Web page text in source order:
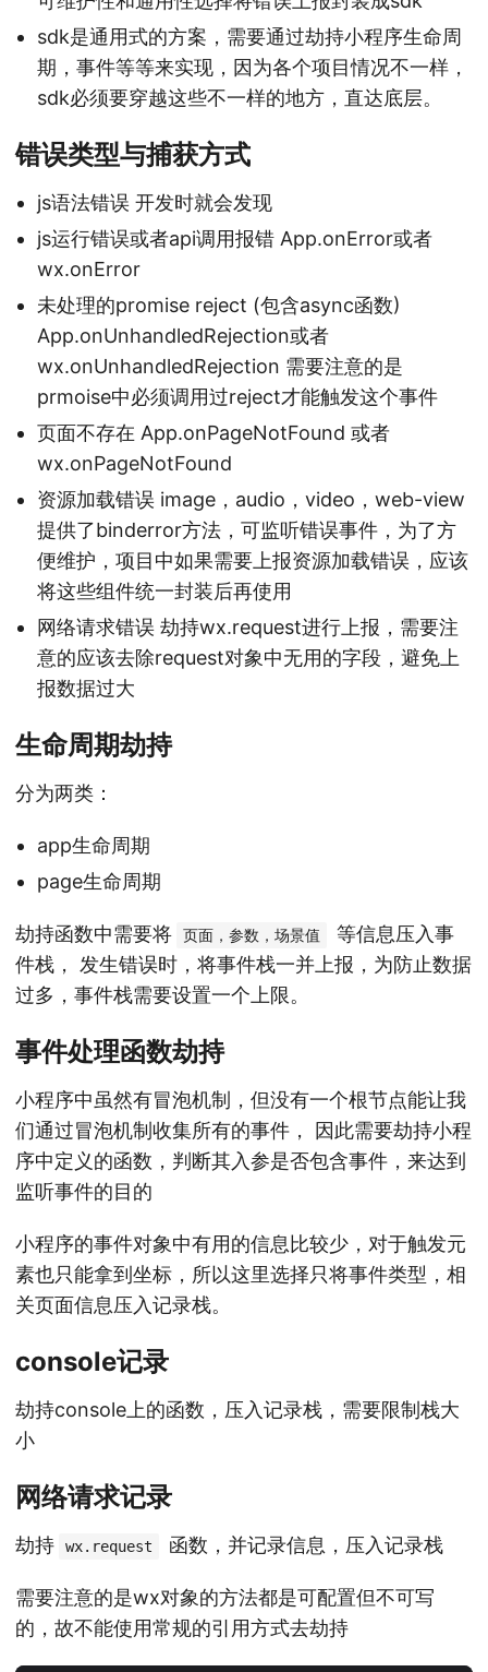
sdk是通用式的方案，需要通过劫持小程序生命周
期，事件等等来实现，因为各个项目情况不一样，
sdk必须要穿越这些不一样的地方，直达底层。
错误类型与捕获方式
js语法错误 开发时就会发现
js运行错误或者api调用报错 App.onError或者
wx.onError
未处理的promise reject (包含async函数)
App.onUnhandledRejection或者
wx.onUnhandledRejection 需要注意的是
prmoise中必须调用过reject才能触发这个事件
页面不存在 App.onPageNotFound 或者
wx.onPageNotFound
资源加载错误 image，audio，video，web-view
提供了binderror方法，可监听错误事件，为了方
便维护，项目中如果需要上报资源加载错误，应该
将这些组件统一封装后再使用
网络请求错误 劫持wx.request进行上报，需要注
意的应该去除request对象中无用的字段，避免上
报数据过大
生命周期劫持
分为两类：
app生命周期
page生命周期
劫持函数中需要将 页面，参数，场景值
等信息压入事
件栈， 发生错误时，将事件栈一并上报，为防止数据
过多，事件栈需要设置一个上限。
事件处理函数劫持
小程序中虽然有冒泡机制，但没有一个根节点能让我
们通过冒泡机制收集所有的事件， 因此需要劫持小程
序中定义的函数，判断其入参是否包含事件，来达到
监听事件的目的
小程序的事件对象中有用的信息比较少，对于触发元
素也只能拿到坐标，所以这里选择只将事件类型，相
关页面信息压入记录栈。
console记录
劫持console上的函数，压入记录栈，需要限制栈大
小
网络请求记录
劫持 wx.request 函数，并记录信息，压入记录栈
需要注意的是wx对象的方法都是可配置但不可写
的，故不能使用常规的引用方式去劫持